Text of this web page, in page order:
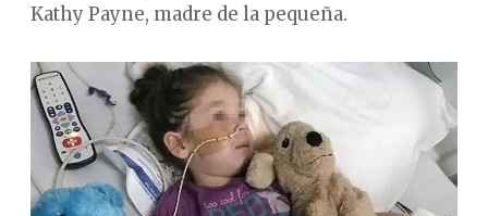
Kathy Payne, madre de la pequeña.